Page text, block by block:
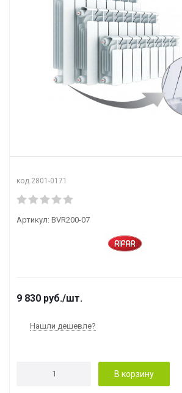
код 2801-0171
Артикул: BVR200-07
9 830 руб./шт.
Нашли дешевле?
В корзину